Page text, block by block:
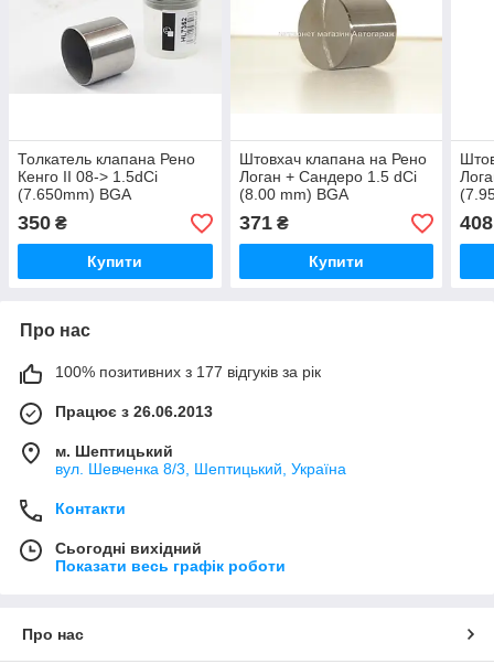
Толкатель клапана Рено
Кенго II 08-> 1.5dCi
(7.650mm) BGA
(Великобританія) HL7352
350 ₴
Купити
Штовхач клапана на Рено
Логан + Сандеро 1.5 dCi
(8.00 mm) BGA
(Великобританія) -
HL7367
371₴
Купити
408
Про нас
100% позитивних з 177 відгуків за рік
Працює з 26.06.2013
м. Шептицький
вул. Шевченка 8/3, Шептицький, Україна
Контакти
Сьогодні вихідний
Показати весь графік роботи
Про нас